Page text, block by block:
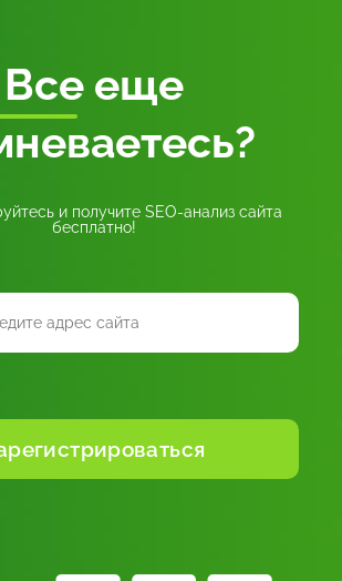
Все еще
и получите SEO-анализ сайта
бесплатно!